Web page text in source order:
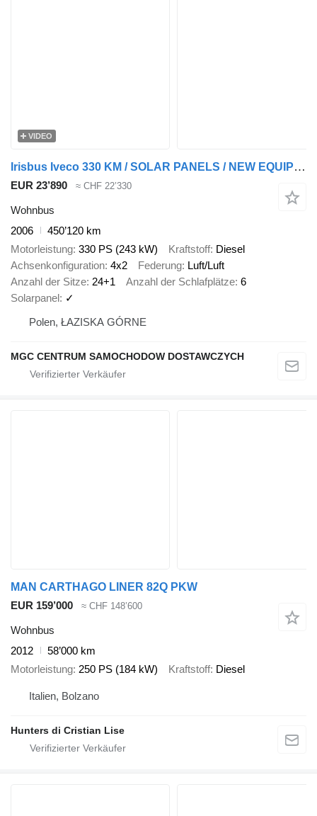
VIDEO
Irisbus Iveco 330 KM / SOLAR PANELS / NEW EQUIPED
EUR 23’890 ≈ CHF 22’330
Wohnbus
2006
450’120 km
Motorleistung 330 PS (243 kW) Kraftstoff Diesel
Achsenkonfiguration 4x2 Federung Luft/Luft
Anzahl der Sitze 24+1 Anzahl der Schlafplätze 6
Solarpanel ✓
Polen, ŁAZISKA GÓRNE
MGC CENTRUM SAMOCHODOW DOSTAWCZYCH
MAN ​CARTHAGO LINER 82Q PKW
EUR 159’000
≈ CHF 148’600
Wohnbus
2012
58’000 km
Motorleistung 250 PS (184 kW) Kraftstoff Diesel
Italien, Bolzano
Hunters di Cristian Lise